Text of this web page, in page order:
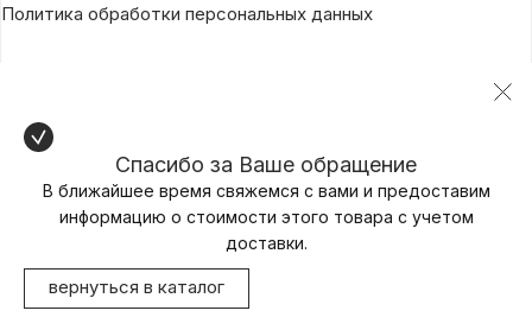
Политика обработки персональных данных
Спасибо за Ваше обращение
В ближайшее время свяжемся с вами и предоставим
информацию о стоимости этого товара с учетом
доставки.
вернуться в каталог